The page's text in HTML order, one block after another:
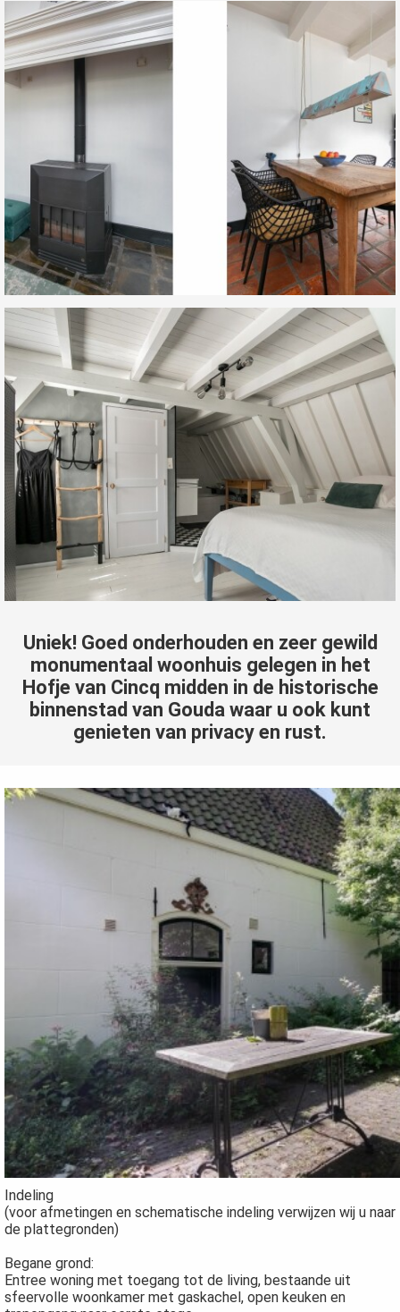
Uniek! Goed onderhouden en zeer gewild
monumentaal woonhuis gelegen in het
Hofje van Cincq midden in de historische
binnenstad van Gouda waar u ook kunt
genieten van privacy en rust.
Indeling
(voor afmetingen en schematische indeling verwijzen wij u naar
de plattegronden)
Begane grond:
Entree woning met toegang tot de living, bestaande uit
sfeervolle woonkamer met gaskachel, open keuken en